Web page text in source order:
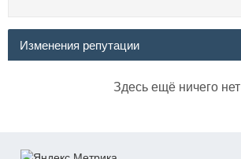
Изменения репутации
Здесь ещё ничего нет